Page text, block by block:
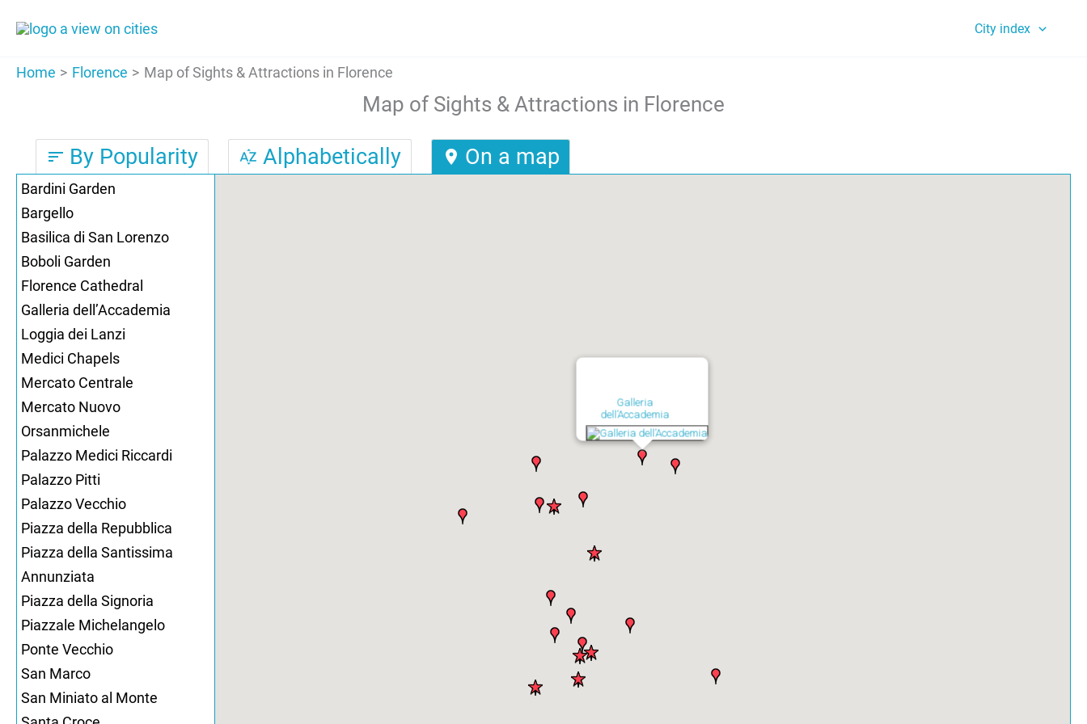
City index
Home Florence Map of Sights & Attractions in Florence
Map of Sights & Attractions in Florence
sort By Popularity sort_by_alpha Alphabetically location_on On a map
Bardini Garden
Bargello
Basilica di San Lorenzo
Boboli Garden
Florence Cathedral
Galleria dell’Accademia
Loggia dei Lanzi
Medici Chapels
Mercato Centrale
Mercato Nuovo
Orsanmichele
Palazzo Medici Riccardi
Palazzo Pitti
Palazzo Vecchio
Piazza della Repubblica
Piazza della Santissima
Annunziata
Piazza della Signoria
Piazzale Michelangelo
Ponte Vecchio
San Marco
San Miniato al Monte
Galleria
dell’Accademia